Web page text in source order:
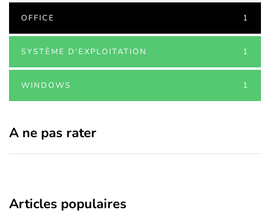
OFFICE 1
SYSTÈME D'EXPLOITATION 1
WINDOWS 1
A ne pas rater
Articles populaires